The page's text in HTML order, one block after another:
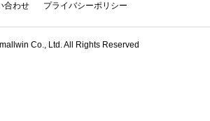
合わせ プライバシーポリシー
Co., Ltd. All Rights Reserved